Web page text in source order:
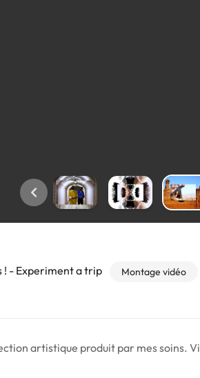
! - Experiment a trip
Montage vidéo
artistique produit par mes soins.